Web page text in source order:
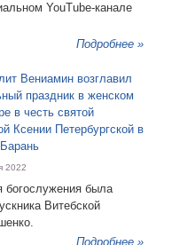
YouTube-канале
Подробнее »
Вениамин возглавил
праздник в женском
в честь святой
Ксении Петербургской в
2022
богослужения была
Витебской
Подробнее »